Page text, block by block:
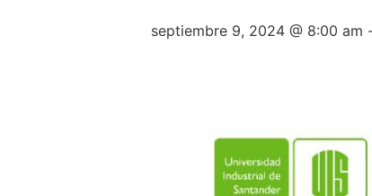
septiembre 9, 2024 @ 8:00 am